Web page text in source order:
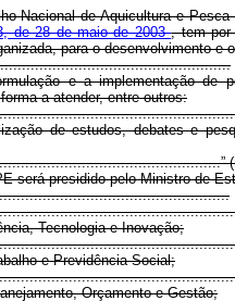
Nacional de Aquicultura e
de 28 de maio de 2003, tem por
para o desenvolvimento e
e a implementação de
a atender, entre outros:
de estudos, debates e
será presidido pelo Ministro de
Tecnologia e Inovação;
e Previdência Social;
Orçamento e Gestão;